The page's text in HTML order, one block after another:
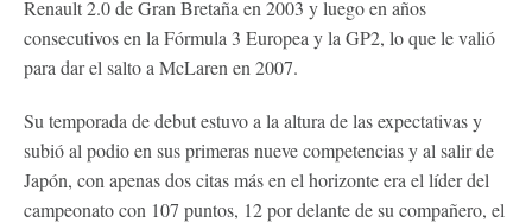
Renault 2.0 de Gran Bretaña en 2003 y luego en años
consecutivos en la Fórmula 3 Europea y la GP2, lo que le valió
para dar el salto a McLaren en 2007.
Su temporada de debut estuvo a la altura de las expectativas y
subió al podio en sus primeras nueve competencias y al salir de
Japón, con apenas dos citas más en el horizonte era el líder del
campeonato con 107 puntos, 12 por delante de su compañero, el